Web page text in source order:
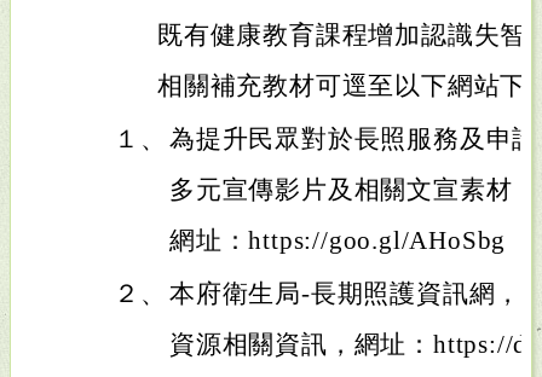
既有健康教育課程增加認識失智
相關補充教材可逕至以下網站下
１、 為提升民眾對於長照服務及申
多元宣傳影片及相關文宣素材
網址：https://goo.gl/AHoSbg
２、 本府衛生局-長期照護資訊網，
資源相關資訊，網址：https://